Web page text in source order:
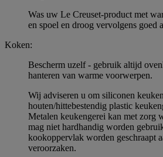
Was uw Le Creuset-product met
en spoel en droog vervolgens goed
Koken:
Bescherm uzelf - gebruik altijd
hanteren van warme voorwerpen.
Wij adviseren u om siliconen
houten/hittebestendig plastic
Metalen keukengerei kan met zorg
mag niet hardhandig worden
kookoppervlak worden geschraapt
veroorzaken.